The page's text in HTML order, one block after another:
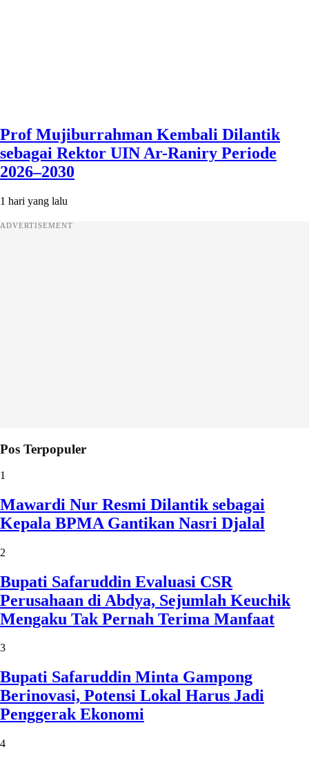
Prof Mujiburrahman Kembali Dilantik
sebagai Rektor UIN Ar-Raniry Periode
2026–2030
1 hari yang lalu
ADVERTISEMENT
Pos Terpopuler
1
Mawardi Nur Resmi Dilantik sebagai
Kepala BPMA Gantikan Nasri Djalal
2
Bupati Safaruddin Evaluasi CSR
Perusahaan di Abdya, Sejumlah Keuchik
Mengaku Tak Pernah Terima Manfaat
3
Bupati Safaruddin Minta Gampong
Berinovasi, Potensi Lokal Harus Jadi
Penggerak Ekonomi
4